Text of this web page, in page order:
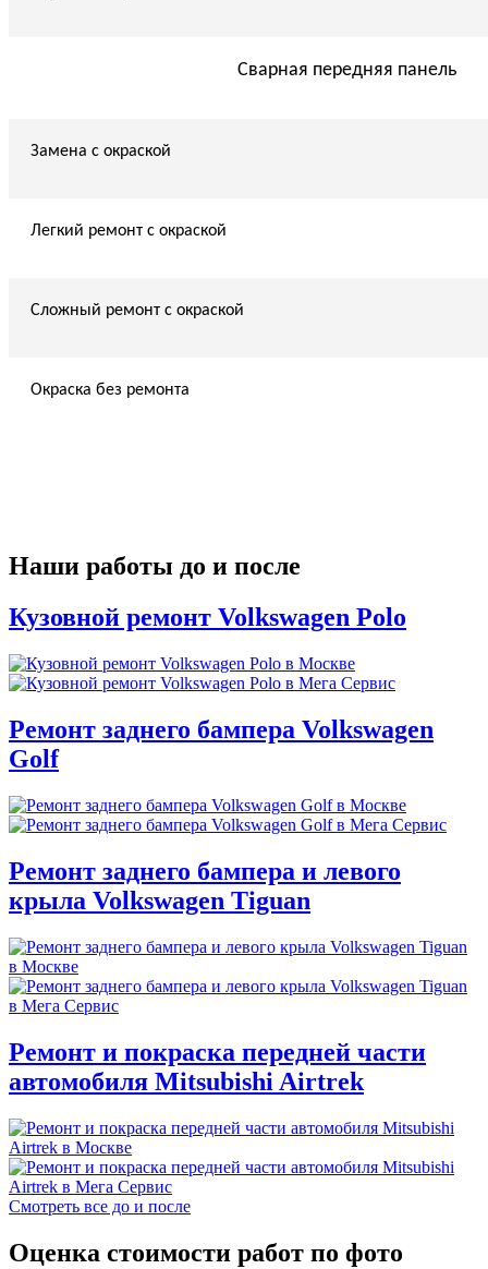
Сварная передняя панель
Замена с окраской
Легкий ремонт с окраской
Сложный ремонт с окраской
Окраска без ремонта
Наши работы до и после
Кузовной ремонт Volkswagen Polo
Ремонт заднего бампера Volkswagen
Golf
Ремонт заднего бампера и левого
крыла Volkswagen Tiguan
Ремонт и покраска передней части
автомобиля Mitsubishi Airtrek
Смотреть все до и после
Оценка стоимости работ по фото